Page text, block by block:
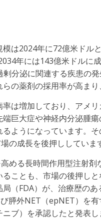
は2024年に72億米ドル
年には143億米ドルに
分泌に関連する疾患の
の薬剤の採用率が高まり
は増加しており、アメ
巨大症や神経内分泌腫
ようになっています。
の成長を後押ししていま
める長時間作用型注射
ことも、市場の後押し
（FDA）が、治療歴の
膵外NET（epNET）を
ブ）を承認したと発表し